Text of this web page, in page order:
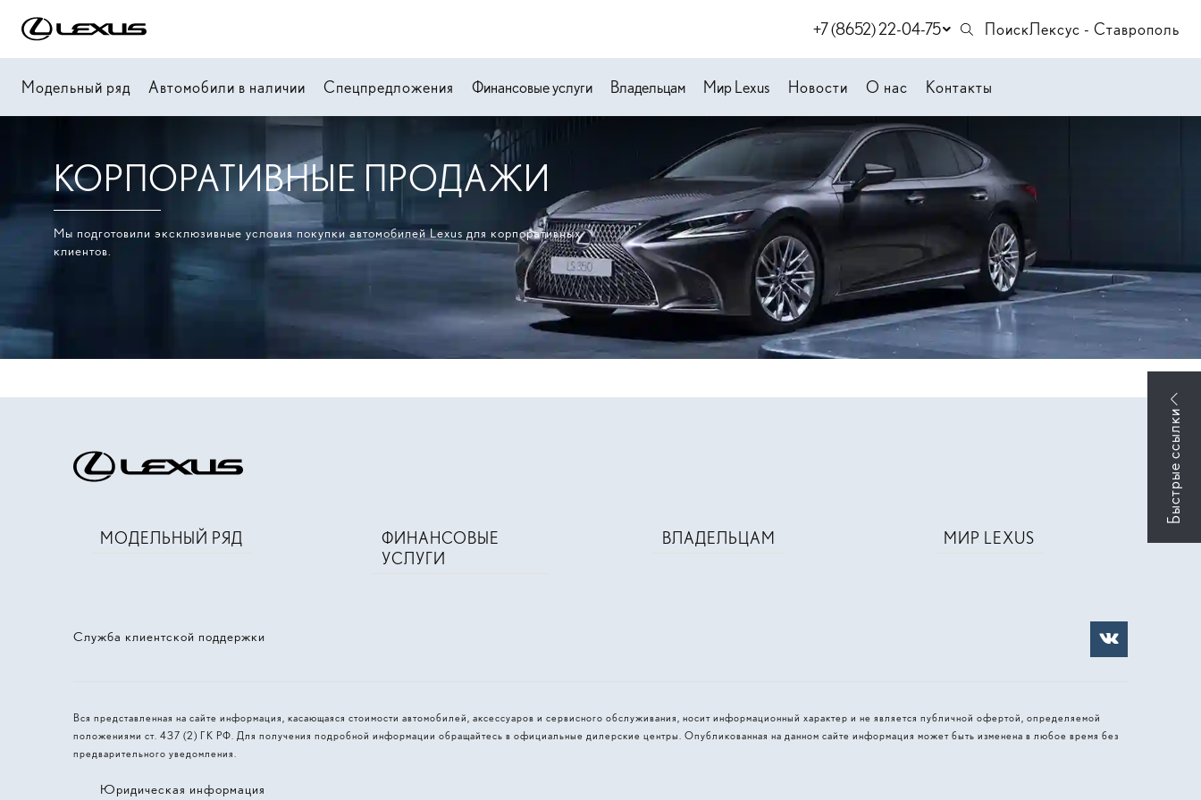
+7 (8652) 22-04-75 ПоискЛексус - Ставрополь
Модельный ряд Автомобили в наличии Спецпредложения Финансовые услуги Владельцам Мир Lexus Новости О нас Контакты
КОРПОРАТИВНЫЕ ПРОДАЖИ
Мы подготовили эксклюзивные условия покупки автомобилей Lexus для корпоративных
клиентов.
Служба клиентской поддержки
МОДЕЛЬНЫЙ РЯД
ФИНАНСОВЫЕ
УСЛУГИ
ВЛАДЕЛЬЦАМ МИР LEXUS
Вся представленная на сайте информация, касающаяся стоимости автомобилей, аксессуаров и сервисного обслуживания, носит информационный характер и не является публичной офертой, определяемой
положениями ст. 437 (2) ГК РФ. Для получения подробной информации обращайтесь в официальные дилерские центры. Опубликованная на данном сайте информация может быть изменена в любое время без
предварительного уведомления.
Юридическая информация